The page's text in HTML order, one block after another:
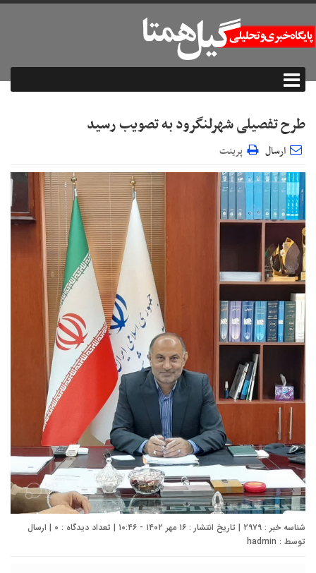
طرح تفصیلی شهرلنگرود به تصویب رسید
ارسال پرینت
شناسه خبر : ۲۹۷۹ | تاریخ انتشار : ۱۶ مهر ۱۴۰۲ - ۱۰:۴۶ | تعداد دیدگاه : ۰ | ارسال
توسط : hadmin